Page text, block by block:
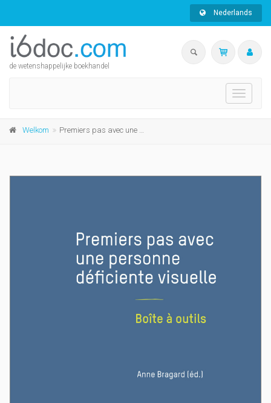
Nederlands
de wetenshappelijke boekhandel
Toggle
Welkom Premiers pas avec une personne déficiente visuelle